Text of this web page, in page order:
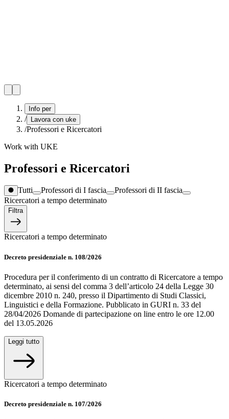
Info per
/ Lavora con uke
/Professori e Ricercatori
Work with UKE
Professori e Ricercatori
Tutti Professori di I fascia
Professori di II fascia
Ricercatori a tempo determinato
Filtra
Ricercatori a tempo determinato
Decreto presidenziale n. 108/2026
Procedura per il conferimento di un contratto di Ricercatore a tempo
determinato, ai sensi del comma 3 dell’articolo 24 della Legge 30
dicembre 2010 n. 240, presso il Dipartimento di Studi Classici,
Linguistici e della Formazione. Pubblicato in GURI n. 33 del
28/04/2026 Domande di partecipazione on line entro le ore 12.00
del 13.05.2026
Leggi tutto
Ricercatori a tempo determinato
Decreto presidenziale n. 107/2026